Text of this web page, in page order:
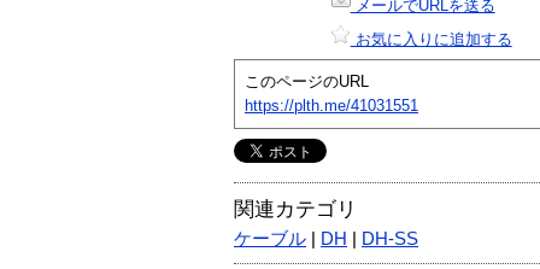
メールでURLを送る
お気に入りに追加する
このページのURL
https://plth.me/41031551
関連カテゴリ
ケーブル DH DH-SS